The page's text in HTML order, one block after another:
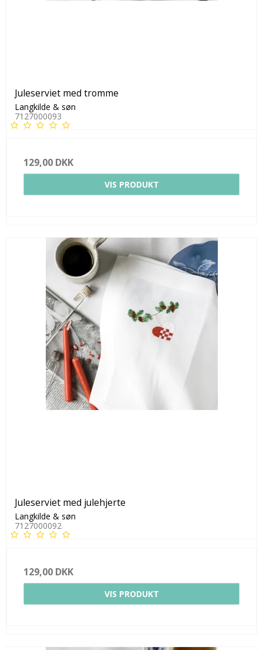
Juleserviet med tromme
Langkilde & søn
7127000093
129,00 DKK
VIS PRODUKT
Juleserviet med julehjerte
Langkilde & søn
7127000092
129,00 DKK
VIS PRODUKT